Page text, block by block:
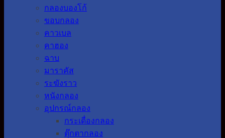
กลองบองโก้
ขอบกลอง
คาวเบล
คาฮอง
ฉาบ
มาราคัส
ระฆังราว
หนังกลอง
อุปกรณ์กลอง
กระเดื่องกลอง
ตุ๊กตากลอง